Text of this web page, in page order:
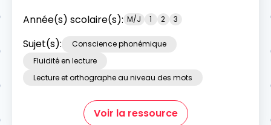
Année(s) scolaire(s): M/J 1 2 3
Sujet(s):
Conscience phonémique
Fluidité en lecture
Lecture et orthographe au niveau des mots
Voir la ressource